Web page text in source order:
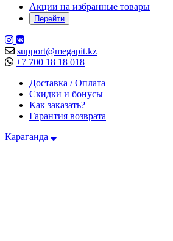
Акции на избранные товары
Перейти
support@megapit.kz
+7 700 18 18 018
Доставка / Оплата
Скидки и бонусы
Как заказать?
Гарантия возврата
Караганда